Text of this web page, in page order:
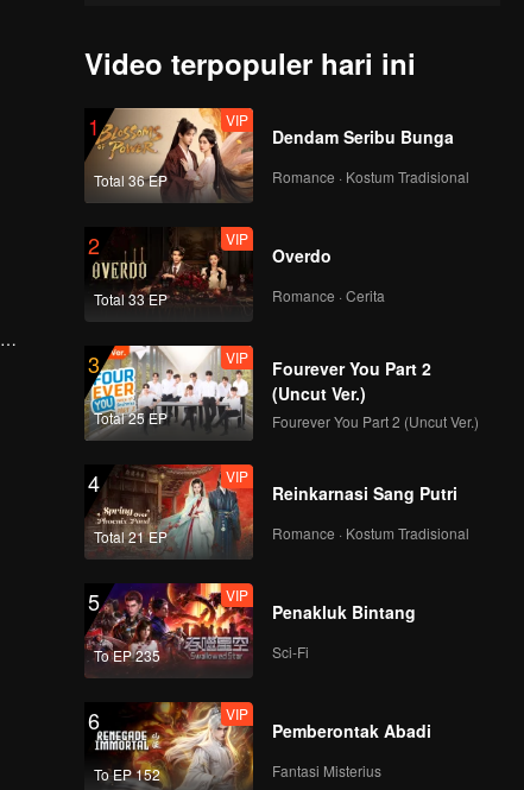
Video terpopuler hari ini
1
Total 36 EP
VIP
Dendam Seribu Bunga
Romance · Kostum Tradisional
2
Total 33 EP
VIP
Overdo
Romance · Cerita
3
Total 25 EP
VIP
Fourever You Part 2
(Uncut Ver.)
Fourever You Part 2 (Uncut Ver.)
4
Total 21 EP
VIP
Reinkarnasi Sang Putri
Romance · Kostum Tradisional
5
To EP 235
VIP
Penakluk Bintang
Sci-Fi
6
To EP 152
VIP
Pemberontak Abadi
Fantasi Misterius